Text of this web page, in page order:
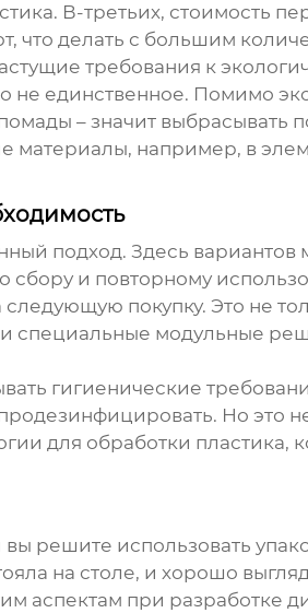
В-третьих, стоимость
что делать с большим
требования к
не единственное. Помимо
– значит выбрасывать
материалы, например, в
подход. Здесь вариантов
сбору и повторному
покупку. Это не
специальные модульные
гигиенические
Но это
для обработки пластика,
решите использовать
на столе, и хорошо
аспектам при разработке